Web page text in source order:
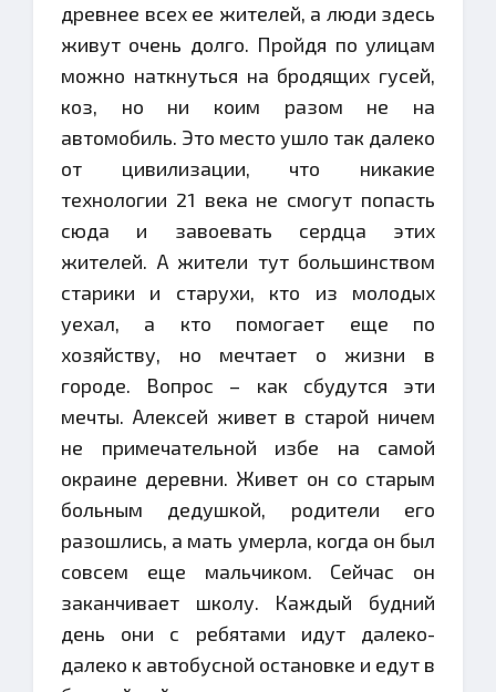
древнее всех ее жителей, а люди здесь
живут очень долго. Пройдя по улицам
можно наткнуться на бродящих гусей,
коз, но ни коим разом не на
автомобиль. Это место ушло так далеко
от цивилизации, что никакие
технологии 21 века не смогут попасть
сюда и завоевать сердца этих
жителей. А жители тут большинством
старики и старухи, кто из молодых
уехал, а кто помогает еще по
хозяйству, но мечтает о жизни в
городе. Вопрос – как сбудутся эти
мечты. Алексей живет в старой ничем
не примечательной избе на самой
окраине деревни. Живет он со старым
больным дедушкой, родители его
разошлись, а мать умерла, когда он был
совсем еще мальчиком. Сейчас он
заканчивает школу. Каждый будний
день они с ребятами идут далеко-
далеко к автобусной остановке и едут в